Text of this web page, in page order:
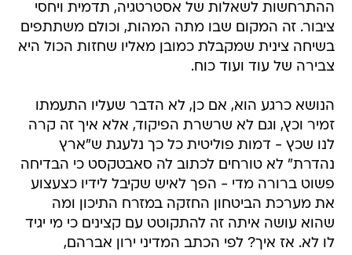
ההתרחשות לשאלות של אסטרטגיה, תדמית ויחסי
ציבור. זה המקום שבו מתה המהות, וכולם משתתפים
בשיחה צינית שמקבלת כמובן מאליו שחזות הכול היא
צבירה של עוד ועוד כוח.
הנושא כרגע הוא, אם כן, לא הדבר שעליו התעמתו
זמיר וכץ, וגם לא שרשרת הפיקוד, אלא איך זה קרה
לנו שכץ - דמות פוליטית כל כך נלעגת ש"ארץ
נהדרת" לא טורחים לכתוב לה סאבטקסט כי הבדיחה
פשוט ברורה מדי - הפך לאיש שקיבל לידיו כצעצוע
את מערכת הביטחון החזקה במזרח התיכון ומה
שהוא עושה איתה זה להתקוטט עם קצינים כי מי יגיד
לו לא. אז איך? לפי הכתב המדיני ירון אברהם,